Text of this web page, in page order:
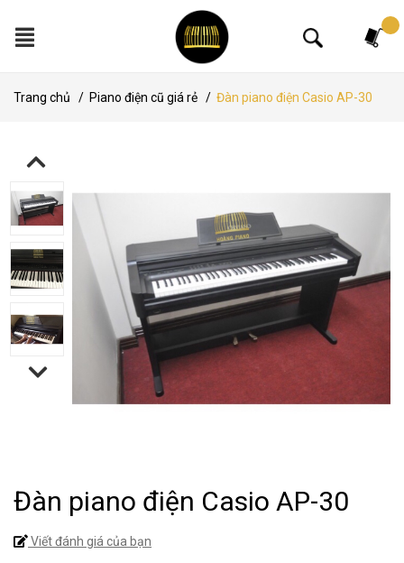
Trang chủ / Piano điện cũ giá rẻ / Đàn piano điện Casio AP-30
Đàn piano điện Casio AP-30
Viết đánh giá của bạn